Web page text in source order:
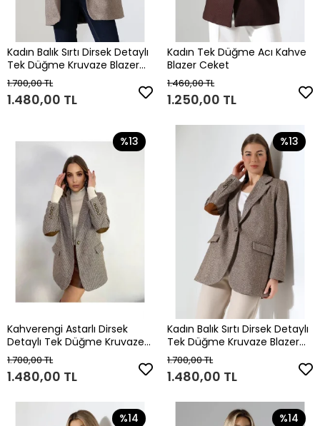
Kadın Balık Sırtı Dirsek Detaylı
Tek Düğme Kruvaze Blazer
Ceket
1.700,00 TL
1.480,00 TL
Kadın Tek Düğme Acı Kahve
Blazer Ceket
1.460,00 TL
1.250,00 TL
%13
Kahverengi Astarlı Dirsek
Detaylı Tek Düğme Kruvaze
Blazer Ceket
1.700,00 TL
1.480,00 TL
%13
Kadın Balık Sırtı Dirsek Detaylı
Tek Düğme Kruvaze Blazer
Ceket
1.700,00 TL
1.480,00 TL
%14 %14